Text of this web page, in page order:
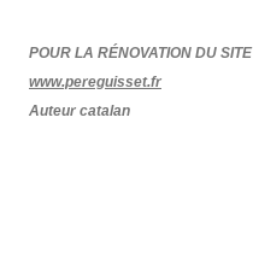
POUR LA RÉNOVATION DU SITE
www.pereguisset.fr
Auteur catalan